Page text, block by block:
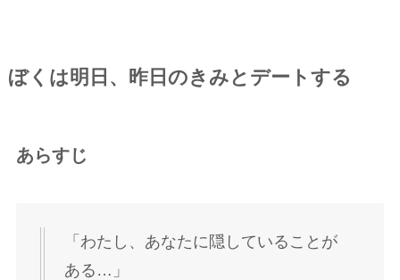
ぼくは明日、昨日のきみとデートする
あらすじ
「わたし、あなたに隠していることが
ある…」